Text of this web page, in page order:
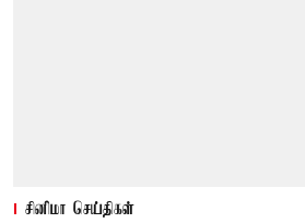
சினிமா செய்திகள்